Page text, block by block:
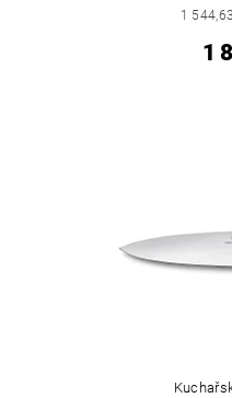
1
1